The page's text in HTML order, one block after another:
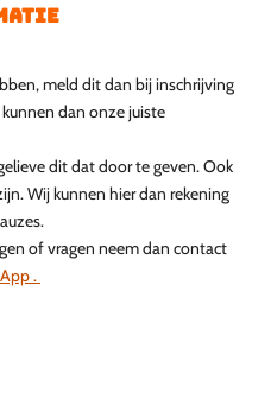
meld dit dan bij inschrijving
dan onze juiste
dit dat door te geven. Ook
Wij kunnen hier dan rekening
of vragen neem dan contact
.